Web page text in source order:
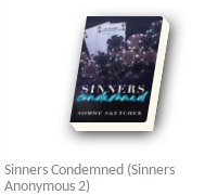
Sinners Condemned (Sinners
Anonymous 2)